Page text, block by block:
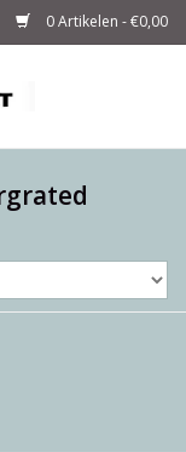
0 Artikelen - €0,00